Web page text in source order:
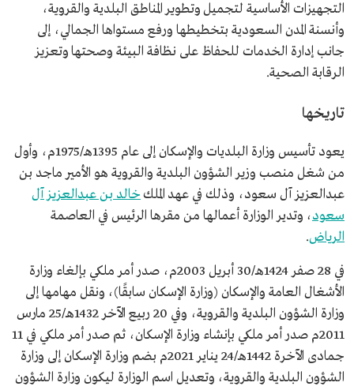
التجهيزات الأساسية لتجميل وتطوير المناطق البلدية والقروية،
وأنسنة المدن السعودية بتخطيطها ورفع مستواها الجمالي، إلى
جانب إدارة الخدمات للحفاظ على نظافة البيئة وصحتها وتعزيز
الرقابة الصحية.
تاريخها
يعود تأسيس وزارة البلديات والإسكان إلى عام 1395هـ/1975م، وأول
من شغل منصب وزير الشؤون البلدية والقروية هو الأمير ماجد بن
عبدالعزيز آل سعود، وذلك في عهد الملكخالد بن عبدالعزيز آل
سعود، وتدير الوزارة أعمالها من مقرها الرئيس في العاصمة
الرياض.
في 28 صفر 1424هـ/30 أبريل 2003م، صدر أمر ملكي بإلغاء وزارة
الأشغال العامة والإسكان (وزارة الإسكان سابقًا)، ونقل مهامها إلى
وزارة الشؤون البلدية والقروية، وفي 20 ربيع الآخر 1432هـ/25 مارس
2011م صدر أمر ملكي بإنشاء وزارة الإسكان، ثم صدر أمر ملكي في 11
جمادى الآخرة 1442هـ/24 يناير 2021م بضم وزارة الإسكان إلى وزارة
الشؤون البلدية والقروية، وتعديل اسم الوزارة ليكون وزارة الشؤون